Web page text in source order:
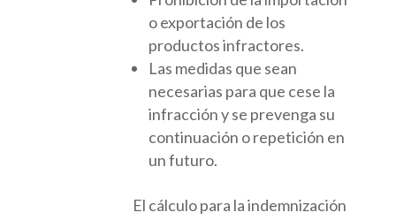
o exportación de los
productos infractores.
Las medidas que sean
necesarias para que cese la
infracción y se prevenga su
continuación o repetición en
un futuro.
El cálculopara la indemnización